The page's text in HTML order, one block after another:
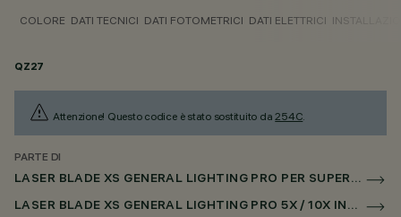
COLORE DATI TECNICI DATI FOTOMETRICI DATI ELETTRICI
QZ27
Attenzione! Questo codice è stato sostituito da254C.
PARTE DI
LASER BLADE XS GENERAL LIGHTING PRO PER SUPERRAIL
LASER BLADE XS GENERAL LIGHTING PRO 5X / 10X INCASSO PER SUPERRAIL DALI POWERLINE